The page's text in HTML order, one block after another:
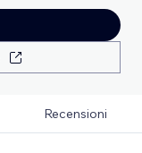
Recensioni